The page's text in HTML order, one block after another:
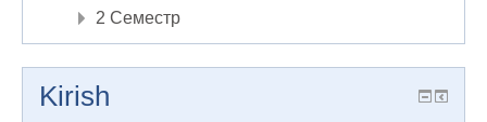
2 Семестр
Kirish